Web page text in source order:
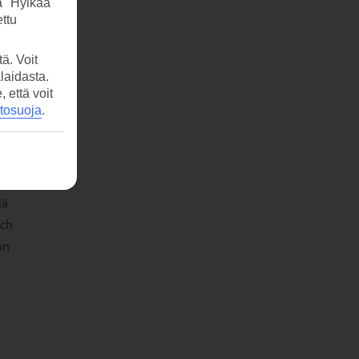
Voit
että voit
.